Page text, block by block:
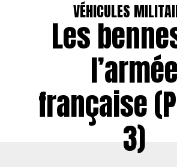
VÉHICULES
Les
l’armée
française
3)